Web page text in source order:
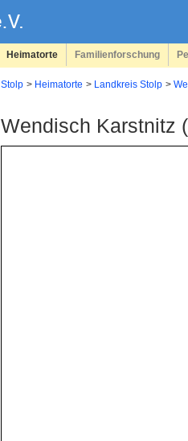
Heimatorte Familienforschung
Stolp Heimatorte Landkreis Stolp
Wendisch Karstnitz